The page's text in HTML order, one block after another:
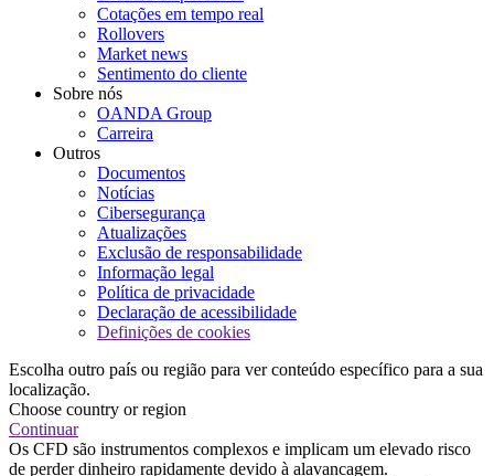
Cotações em tempo real
Rollovers
Market news
Sentimento do cliente
Sobre nós
OANDA Group
Carreira
Outros
Documentos
Notícias
Cibersegurança
Atualizações
Exclusão de responsabilidade
Informação legal
Política de privacidade
Declaração de acessibilidade
Definições de cookies
Escolha outro país ou região para ver conteúdo específico para a sua
localização.
Choose country or region
Continuar
Os CFD são instrumentos complexos e implicam um elevado risco
de perder dinheiro rapidamente devido à alavancagem.